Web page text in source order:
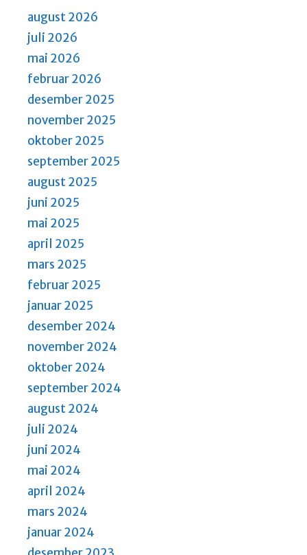
august 2026
juli 2026
mai 2026
februar 2026
desember 2025
november 2025
oktober 2025
september 2025
august 2025
juni 2025
mai 2025
april 2025
mars 2025
februar 2025
januar 2025
desember 2024
november 2024
oktober 2024
september 2024
august 2024
juli 2024
juni 2024
mai 2024
april 2024
mars 2024
januar 2024